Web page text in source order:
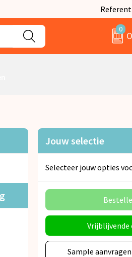
0
Jouw selectie
Selecteer jouw opties
Vrijblijvende
Sample